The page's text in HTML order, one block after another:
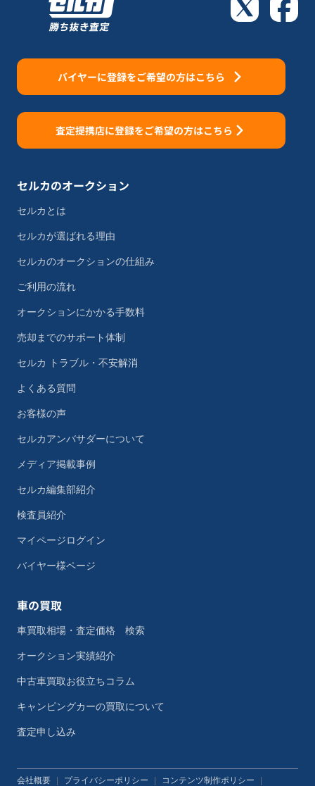
バイヤーに登録をご希望の方はこちら
査定提携店に登録をご希望の方はこちら
セルカのオークション
セルカとは
セルカが選ばれる理由
セルカのオークションの仕組み
ご利用の流れ
オークションにかかる手数料
売却までのサポート体制
セルカ トラブル・不安解消
よくある質問
お客様の声
セルカアンバサダーについて
メディア掲載事例
セルカ編集部紹介
検査員紹介
マイページログイン
バイヤー様ページ
車の買取
車買取相場・査定価格 検索
オークション実績紹介
中古車買取お役立ちコラム
キャンピングカーの買取について
査定申し込み
会社概要 | プライバシーポリシー | コンテンツ制作ポリシー |